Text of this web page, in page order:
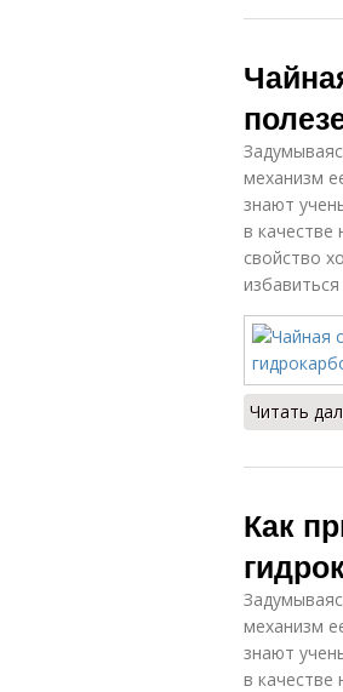
механизм
знают
в качестве
свойство
Читать
Как
механизм
знают
в качестве